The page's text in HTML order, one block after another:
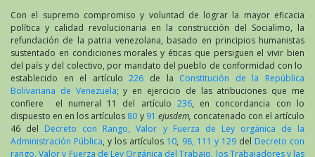
Con el supremo compromiso y voluntad de lograr la mayor eficacia
política y calidad revolucionaria en la construcción del Socialimo, la
refundación de la patria venezolana, basado en principios humanistas
sustentado en condiciones morales y éticas que persiguen el vivir bien
del país y del colectivo, por mandato del pueblo de conformidad con lo
establecido en el artículo226 de la Constitución de la República
Bolivariana de Venezuela; y en ejercicio de las atribuciones que me
confiere el numeral 11 del artículo 236, en concordancia con lo
dispuesto en en los artículos 80 y 91 ejusdem, concatenado con el artículo
46 del Decreto con Rango, Valor y Fuerza de Ley orgánica de la
Administración Pública, y los artículos 10, 98, 111 y 129del Decreto con
rango, Valor y Fuerza de Ley Orgánica del Trabajo, los Trabajadores y las